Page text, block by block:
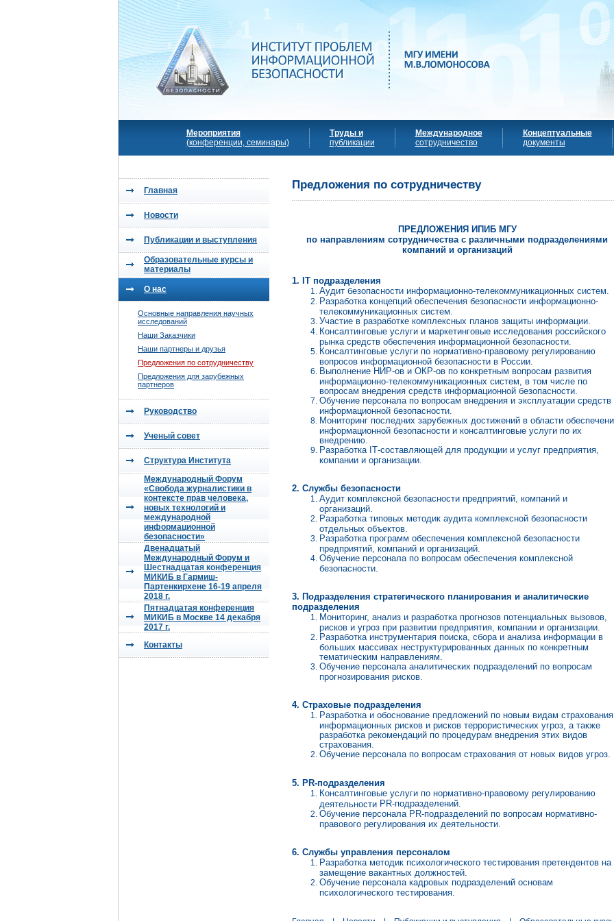
Мероприятия
(конференции, семинары)
Труды и
публикации
Международное
сотрудничество
Концептуальные
документы
Главная
Новости
Публикации и выступления
Образовательные курсы и
материалы
О нас
Основные направления научных
исследований
Наши Заказчики
Наши партнеры и друзья
Предложения по сотрудничеству
Предложения для зарубежных
партнеров
Руководство
Ученый совет
Структура Института
Международный Форум
«Свобода журналистики в
контексте прав человека,
новых технологий и
международной
информационной
безопасности»
Двенадцатый
Международный Форум и
Шестнадцатая конференция
МИКИБ в Гармиш-
Партенкирхене 16-19 апреля
2018 г.
Пятнадцатая конференция
МИКИБ в Москве 14 декабря
2017 г.
Контакты
Предложения по сотрудничеству
ПРЕДЛОЖЕНИЯ ИПИБ МГУ
по направлениям сотрудничества с различными подразделениями
компаний и организаций
1. IT подразделения
Аудит безопасности информационно-телекоммуникационных систем.
Разработка концепций обеспечения безопасности информационно-
телекоммуникационных систем.
Участие в разработке комплексных планов защиты информации.
Консалтинговые услуги и маркетинговые исследования российского
рынка средств обеспечения информационной безопасности.
Консалтинговые услуги по нормативно-правовому регулированию
вопросов информационной безопасности в России.
Выполнение НИР-ов и ОКР-ов по конкретным вопросам развития
информационно-телекоммуникационных систем, в том числе по
вопросам внедрения средств информационной безопасности.
Обучение персонала по вопросам внедрения и эксплуатации средств
информационной безопасности.
Мониторинг последних зарубежных достижений в области
информационной безопасности и консалтинговые услуги по их
внедрению.
Разработка IT-составляющей для продукции и услуг предприятия,
компании и организации.
2. Службы безопасности
Аудит комплексной безопасности предприятий, компаний и
организаций.
Разработка типовых методик аудита комплексной безопасности
отдельных объектов.
Разработка программ обеспечения комплексной безопасности
предприятий, компаний и организаций.
Обучение персонала по вопросам обеспечения комплексной
безопасности.
3. Подразделения стратегического планирования и аналитические
подразделения
Мониторинг, анализ и разработка прогнозов потенциальных вызовов,
рисков и угроз при развитии предприятия, компании и организации.
Разработка инструментария поиска, сбора и анализа информации в
больших массивах неструктурированных данных по конкретным
тематическим направлениям.
Обучение персонала аналитических подразделений по вопросам
прогнозирования рисков.
4. Страховые подразделения
Разработка и обоснование предложений по новым видам страхования
информационных рисков и рисков террористических угроз, а также
разработка рекомендаций по процедурам внедрения этих видов
страхования.
Обучение персонала по вопросам страхования от новых видов угроз.
5. PR-подразделения
Консалтинговые услуги по нормативно-правовому регулированию
деятельности PR-подразделений.
Обучение персонала PR-подразделений по вопросам нормативно-
правового регулирования их деятельности.
6. Службы управления персоналом
Разработка методик психологического тестирования претендентов на
замещение вакантных должностей.
Обучение персонала кадровых подразделений основам
психологического тестирования.